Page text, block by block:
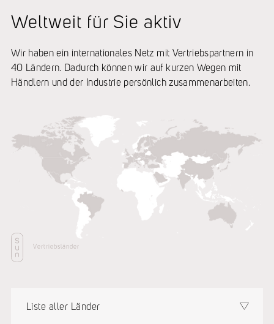
Weltweit für Sie aktiv
Wir haben ein internationales Netz mit Vertriebspartnern in
40 Ländern. Dadurch können wir auf kurzen Wegen mit
Händlern und der Industrie persönlich zusammenarbeiten.
Vertriebsländer
Liste aller Länder